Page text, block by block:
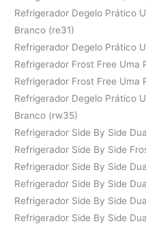
Refrigerador Degelo Prático
Branco (re31)
Refrigerador Degelo Prático
Refrigerador Frost Free Uma
Refrigerador Frost Free
Refrigerador Degelo Prático
Branco (rw35)
Refrigerador Side By Side
Refrigerador Side By Side
Refrigerador Side By Side
Refrigerador Side By Side
Refrigerador Side By Side
Refrigerador Side By Side